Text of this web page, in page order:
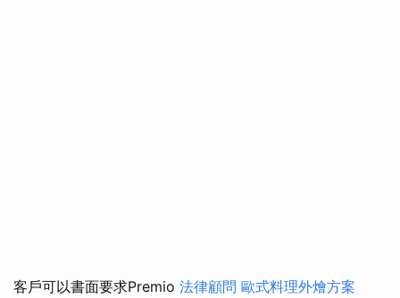
客戶可以書面要求Premio 法律顧問 歐式料理外燴方案